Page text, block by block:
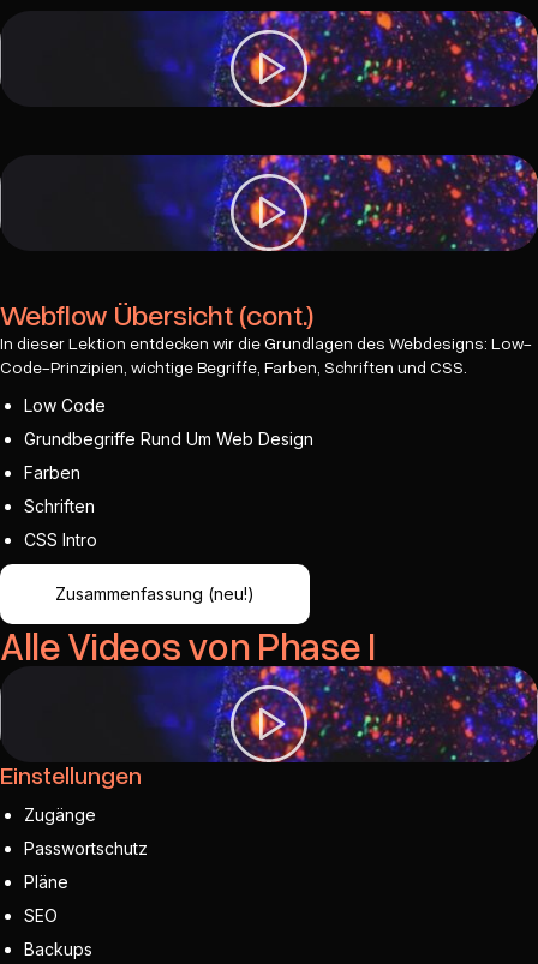
Webflow Übersicht (cont.)
In dieser Lektion entdecken wir die Grundlagen des Webdesigns: Low-
Code-Prinzipien, wichtige Begriffe, Farben, Schriften und CSS.
Low Code
Grundbegriffe Rund Um Web Design
Farben
Schriften
CSS Intro
Zusammenfassung (neu!)
Alle Videos von Phase I
Einstellungen
Zugänge
Passwortschutz
Pläne
SEO
Backups